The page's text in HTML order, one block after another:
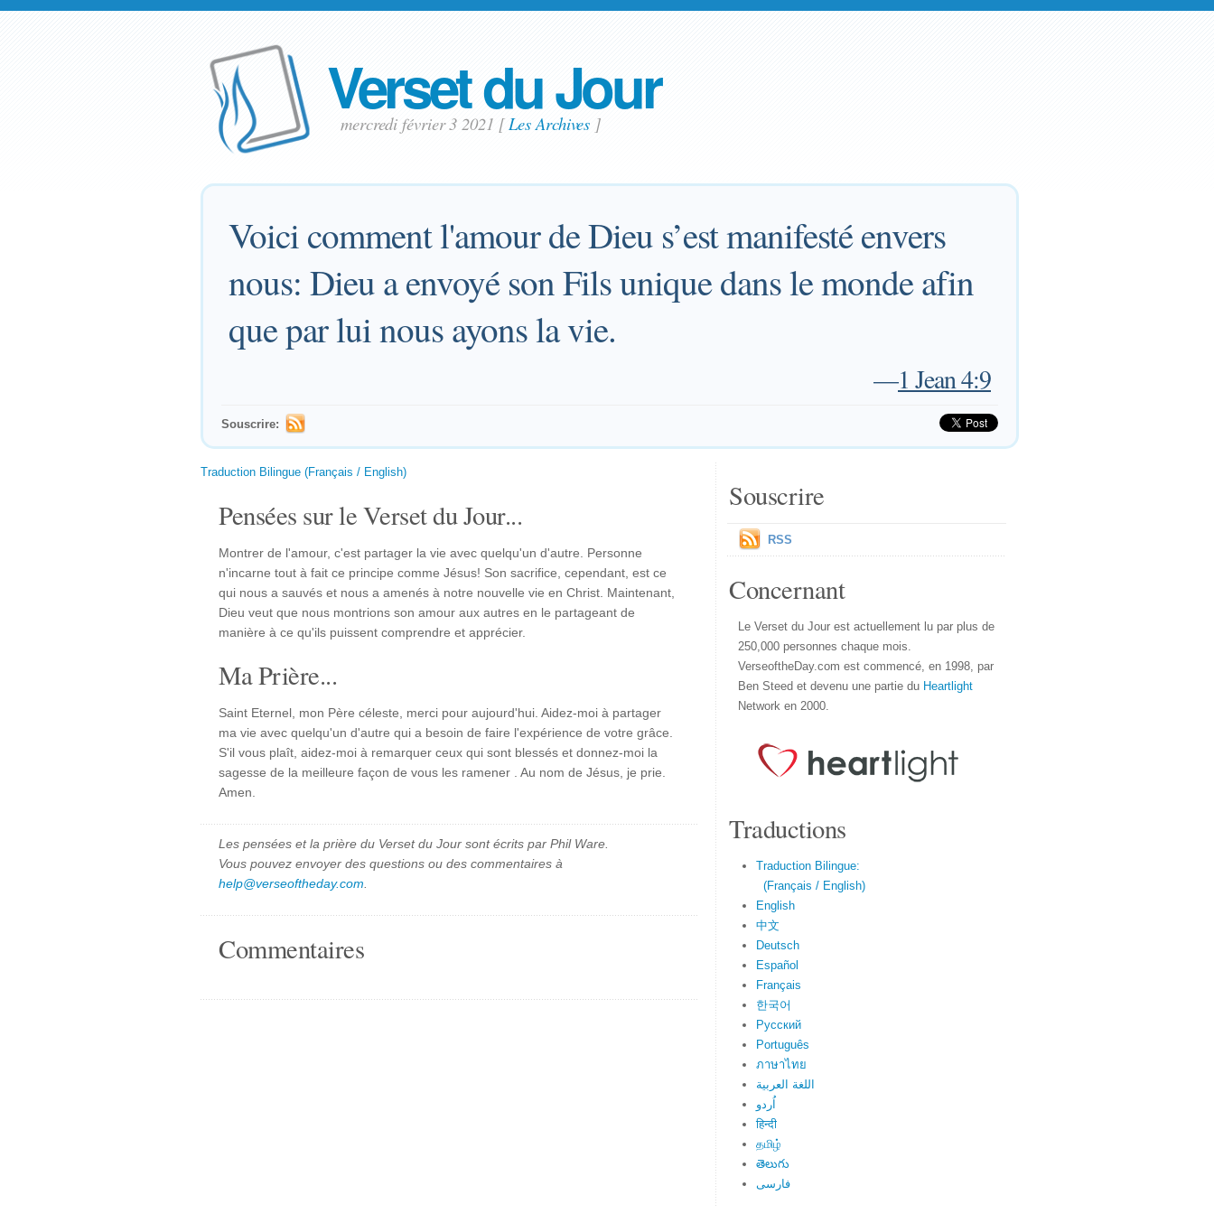
Verset du Jour
mercredi février 3 2021 [Les Archives ]
Voici comment l'amour de Dieu s’est manifesté envers
nous: Dieu a envoyé son Fils unique dans le monde afin
que par lui nous ayons la vie.
—1 Jean 4:9
Souscrire:
Traduction Bilingue (Français / English)
Pensées sur le Verset du Jour...
Montrer de l'amour, c'est partager la vie avec quelqu'un d'autre. Personne
n'incarne tout à fait ce principe comme Jésus! Son sacrifice, cependant, est ce
qui nous a sauvés et nous a amenés à notre nouvelle vie en Christ. Maintenant,
Dieu veut que nous montrions son amour aux autres en le partageant de
manière à ce qu'ils puissent comprendre et apprécier.
Ma Prière...
Saint Eternel, mon Père céleste, merci pour aujourd'hui. Aidez-moi à partager
ma vie avec quelqu'un d'autre qui a besoin de faire l'expérience de votre grâce.
S'il vous plaît, aidez-moi à remarquer ceux qui sont blessés et donnez-moi la
sagesse de la meilleure façon de vous les ramener . Au nom de Jésus, je prie.
Amen.
Les pensées et la prière du Verset du Jour sont écrits par Phil Ware.
Vous pouvez envoyer des questions ou des commentaires à
help@verseoftheday.com
Commentaires
Souscrire
RSS
Concernant
Le Verset du Jour est actuellement lu par plus de
250,000 personnes chaque mois.
VerseoftheDay.com est commencé, en 1998, par
Ben Steed et devenu une partie du Heartlight
Network en 2000.
Traductions
Traduction Bilingue:
(Français / English)
English
中文
Deutsch
Español
Français
한국어
Русский
Português
ภาษาไทย
اللغة العربية
اُردو
हिन्दी
தமிழ்
తెలుగు
فارسی